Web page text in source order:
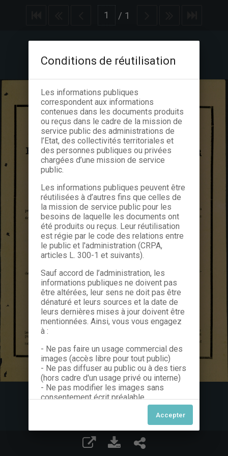
/ 1
Conditions de réutilisation
Les informations publiques
correspondent aux informations
contenues dans les documents produits
ou reçus dans le cadre de la mission de
service public des administrations de
l’Etat, des collectivités territoriales et
des personnes publiques ou privées
chargées d’une mission de service
public.
Les informations publiques peuvent être
réutilisées à d’autres fins que celles de
la mission de service public pour les
besoins de laquelle les documents ont
été produits ou reçus. Leur réutilisation
est régie par le code des relations entre
le public et l'administration (CRPA,
articles L. 300-1 et suivants).
Sauf accord de l’administration, les
informations publiques ne doivent pas
être altérées, leur sens ne doit pas être
dénaturé et leurs sources et la date de
leurs dernières mises à jour doivent être
mentionnées. Ainsi, vous vous engagez
à :
- Ne pas faire un usage commercial des
images (accès libre pour tout public)
- Ne pas diffuser au public ou à des tiers
(hors cadre d'un usage privé ou interne)
- Ne pas modifier les images sans
consentement écrit préalable
Dans le cas contraire, nous vous invitons
à nous contacter afin de solliciter le type
de Licence souhaitée parmi celles
proposées et le cas échéant, acquitter